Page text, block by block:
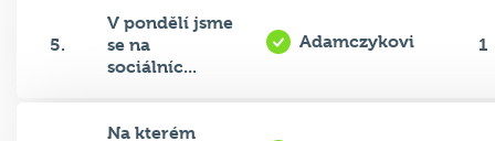
5.
V pondělí jsme
se na
sociálníc...
Adamczykovi 1
Na kterém